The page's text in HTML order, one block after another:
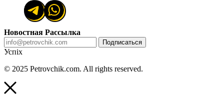
Новостная Рассылка
Подписаться
Успіх
© 2025 Petrovchik.com. All rights reserved.